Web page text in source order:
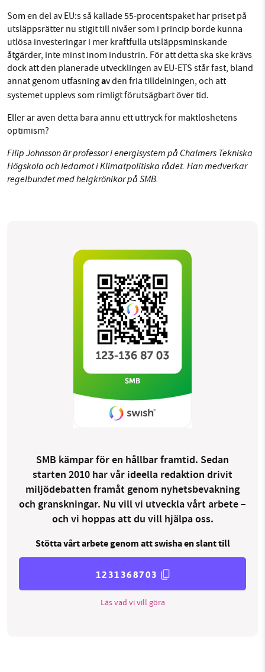
Som en del av EU:s så kallade 55‑procentspaket har priset på
utsläppsrätter nu stigit till nivåer som i princip borde kunna
utlösa investeringar i mer kraftfulla utsläppsminskande
åtgärder, inte minst inom industrin. För att detta ska ske krävs
dock att den planerade utvecklingen av EU‑ETS står fast, bland
annat genom utfasningav den fria tilldelningen, och att
systemet upplevs som rimligt förutsägbart över tid.
Eller är även detta bara ännu ett uttryck för maktlöshetens
optimism?
Filip Johnsson är professor i energisystem på Chalmers Tekniska
Högskola och ledamot i Klimatpolitiska rådet. Han medverkar
regelbundet med helgkrönikor på SMB.
SMB kämpar för en hållbar framtid. Sedan
starten 2010 har vår ideella redaktion drivit
miljödebatten framåt genom nyhetsbevakning
och granskningar. Nu vill vi utveckla vårt arbete –
och vi hoppas att du vill hjälpa oss.
Stötta vårt arbete genom att swisha en slant till
1231368703
Läs vad vi vill göra